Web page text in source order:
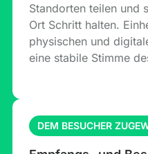
Standorten teilen und
Ort Schritt halten.
physischen und
eine stabile Stimme
DEM BESUCHER